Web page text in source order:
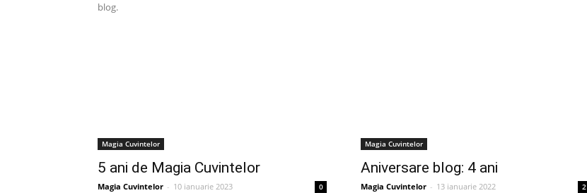
blog.
Magia Cuvintelor
5 ani de Magia Cuvintelor
Magia Cuvintelor - 10 ianuarie 2023 0
Magia Cuvintelor
Aniversare blog: 4 ani
Magia Cuvintelor - 13 ianuarie 2022 2